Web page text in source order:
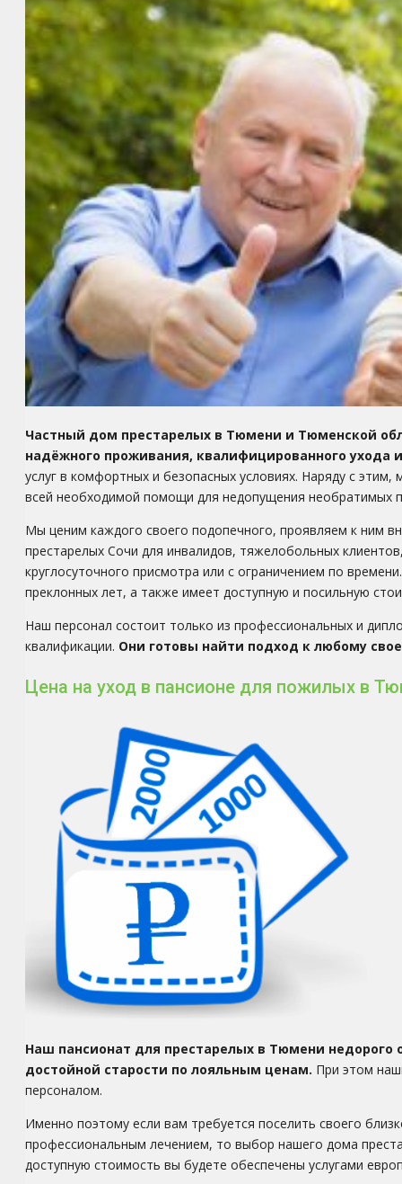
Частный дом престарелых в Тюмени и Тюменской
надёжного проживания, квалифицированного
услуг в комфортных и безопасных условиях. Наряду с
всей необходимой помощи для недопущения необратимых
Мы ценим каждого своего подопечного, проявляем к ним
престарелых Сочи для инвалидов, тяжелобольных
круглосуточного присмотра или с ограничением по
преклонных лет, а также имеет доступную и посильную
Наш персонал состоит только из профессиональных и
квалификации. Они готовы найти подход к любому
Цена на уход в пансионе для пожилых в
Наш пансионат для престарелых в Тюмени
достойной старости по лояльным ценам. При этом
персоналом.
Именно поэтому если вам требуется поселить своего
профессиональным лечением, то выбор нашего дома
доступную стоимость вы будете обеспечены услугами